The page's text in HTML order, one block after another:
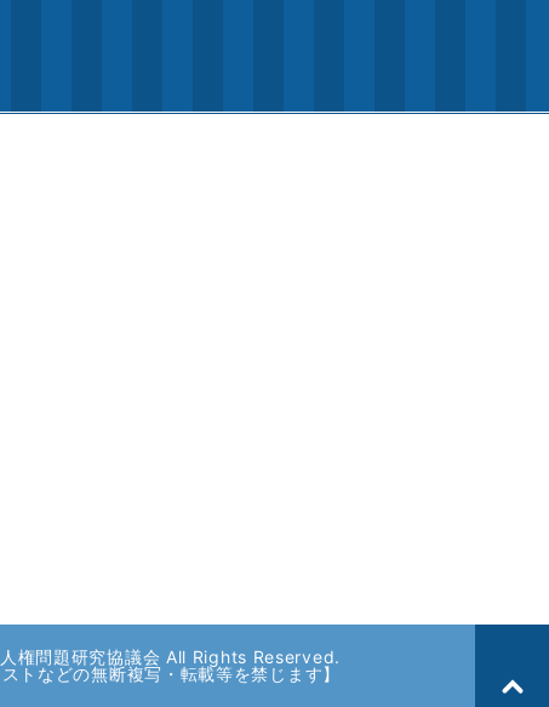
問題研究協議会 All Rights Reserved.
トなどの無断複写・転載等を禁じます】